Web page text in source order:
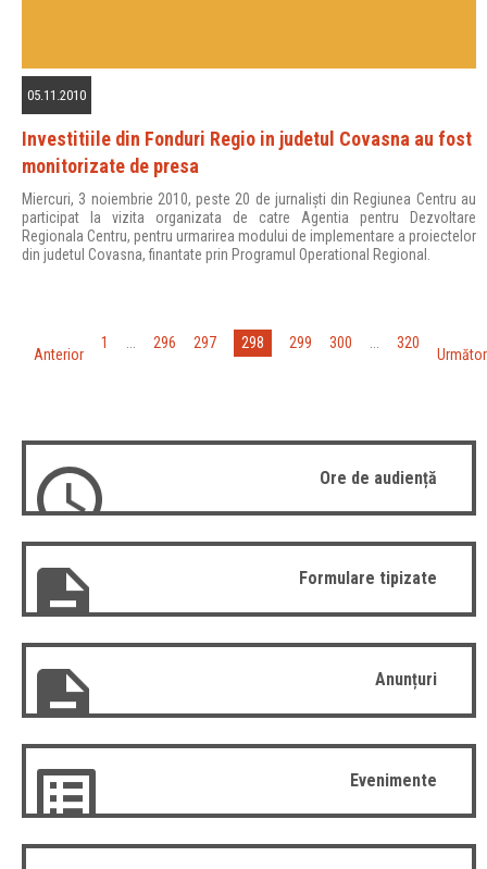
05.11.2010
Investitiile din Fonduri Regio in judetul Covasna au fost
monitorizate de presa
Miercuri, 3 noiembrie 2010, peste 20 de jurnalişti din Regiunea Centru au
participat la vizita organizata de catre Agentia pentru Dezvoltare
Regionala Centru, pentru urmarirea modului de implementare a proiectelor
din judetul Covasna, finantate prin Programul Operational Regional.
Anterior
1 ... 296 297 298 299 300 ... 320
Următor
Ore de audiență
Formulare tipizate
Anunțuri
Evenimente